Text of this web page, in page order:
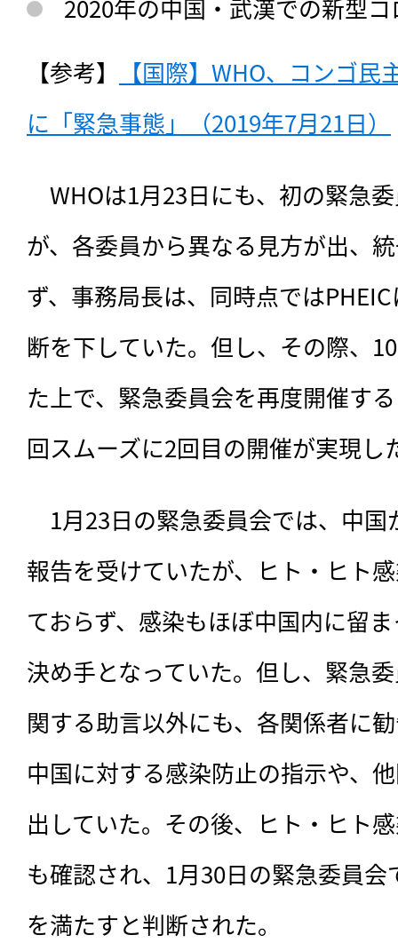
2020年の中国・武漢での新型
【参考】
【国際】WHO、コンゴ
に「緊急事態」（2019年7月21日）
WHOは1月23日にも、初の緊急
が、各委員から異なる見方が出、
ず、事務局長は、同時点では
断を下していた。但し、その際、
た上で、緊急委員会を再度開催す
回スムーズに2回目の開催が実現し
1月23日の緊急委員会では、中国
報告を受けていたが、ヒト・ヒト
ておらず、感染もほぼ中国内に留
決め手となっていた。但し、緊急
関する助言以外にも、各関係者に
中国に対する感染防止の指示や、
出していた。その後、ヒト・ヒト
も確認され、1月30日の緊急委員
を満たすと判断された。